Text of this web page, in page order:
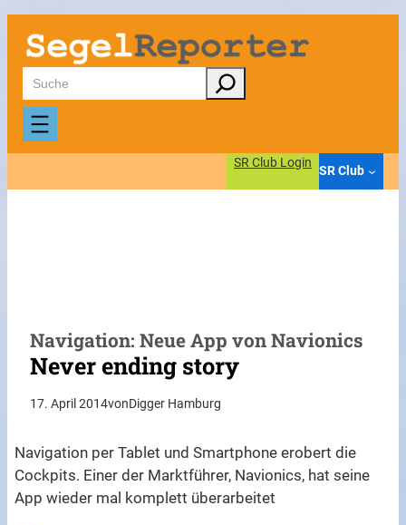
Zum
Inhalt
springen
Suchen
SR Club Login
SR Club
Navigation: Neue App von Navionics
Never ending story
17. April 2014vonDigger Hamburg
Navigation per Tablet und Smartphone erobert die
Cockpits. Einer der Marktführer, Navionics, hat seine
App wieder mal komplett überarbeitet